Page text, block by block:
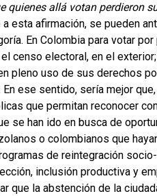
quienes allá votan perdieron
esta afirmación, se pueden
En Colombia para votar
censo electoral, en el
pleno uso de sus derechos
En ese sentido, sería mejor
que permitan reconocer
se han ido en busca de
o colombianos que
de reintegración
inclusión productiva y
que la abstención de la